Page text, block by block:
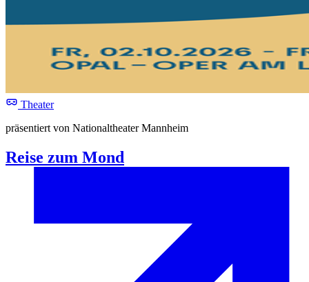
Theater
präsentiert von Nationaltheater Mannheim
Reise zum Mond